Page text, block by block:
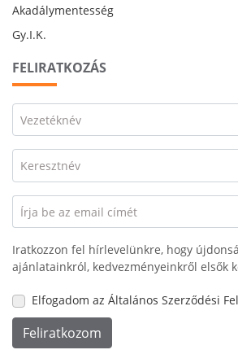
Akadálymentesség
Gy.I.K.
FELIRATKOZÁS
Vezetéknév
Keresztnév
Írja be az email címét
Iratkozzon fel hírlevelünkre, hogy
ajánlatainkról, kedvezményeinkről elsők
Elfogadom az Általános Szerződési
Feliratkozom